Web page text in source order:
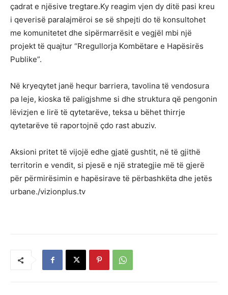
çadrat e njësive tregtare.Ky reagim vjen dy ditë pasi kreu
i qeverisë paralajmëroi se së shpejti do të konsultohet
me komunitetet dhe sipërmarrësit e vegjël mbi një
projekt të quajtur “Rregullorja Kombëtare e Hapësirës
Publike”.
Në kryeqytet janë hequr barriera, tavolina të vendosura
pa leje, kioska të paligjshme si dhe struktura që pengonin
lëvizjen e lirë të qytetarëve, teksa u bëhet thirrje
qytetarëve të raportojnë çdo rast abuziv.
Aksioni pritet të vijojë edhe gjatë gushtit, në të gjithë
territorin e vendit, si pjesë e një strategjie më të gjerë
për përmirësimin e hapësirave të përbashkëta dhe jetës
urbane./vizionplus.tv